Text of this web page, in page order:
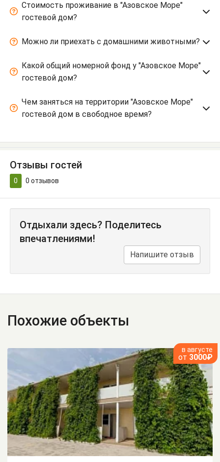
Стоимость проживание в "Азовское Море"
гостевой дом?
Можно ли приехать с домашними животными?
Какой общий номерной фонд у "Азовское Море"
гостевой дом?
Чем заняться на территории "Азовское Море"
гостевой дом в свободное время?
Отзывы гостей
0 0 отзывов
Отдыхали здесь? Поделитесь
впечатлениями!
Напишите отзыв
Похожие объекты
в августе
от 3000₽